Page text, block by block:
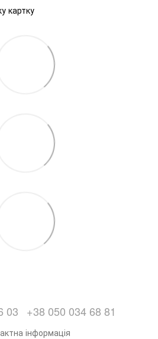
картку
03 +38 050 034 68 81
інформація